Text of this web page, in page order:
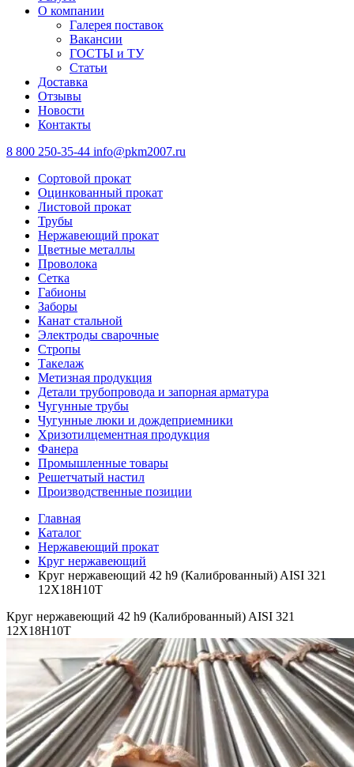
О компании
Галерея поставок
Вакансии
ГОСТЫ и ТУ
Статьи
Доставка
Отзывы
Новости
Контакты
8 800 250-35-44 info@pkm2007.ru
Сортовой прокат
Оцинкованный прокат
Листовой прокат
Трубы
Нержавеющий прокат
Цветные металлы
Проволока
Сетка
Габионы
Заборы
Канат стальной
Электроды сварочные
Стропы
Такелаж
Метизная продукция
Детали трубопровода и запорная арматура
Чугунные трубы
Чугунные люки и дождеприемники
Хризотилцементная продукция
Фанера
Промышленные товары
Решетчатый настил
Производственные позиции
Главная
Каталог
Нержавеющий прокат
Круг нержавеющий
Круг нержавеющий 42 h9 (Калиброванный) AISI 321
12Х18Н10Т
Круг нержавеющий 42 h9 (Калиброванный) AISI 321
12Х18Н10Т